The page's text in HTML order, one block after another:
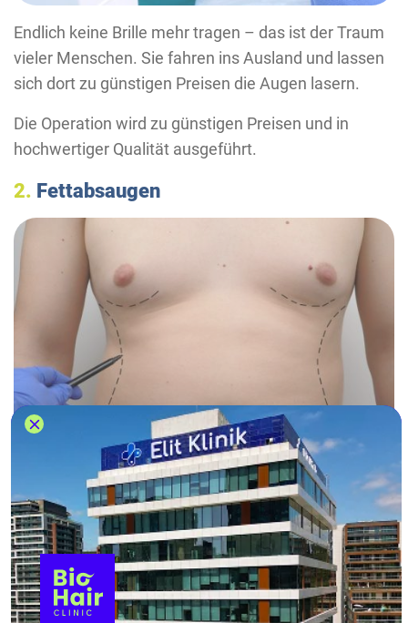
Endlich keine Brille mehr tragen – das ist der Traum
vieler Menschen. Sie fahren ins Ausland und lassen
sich dort zu günstigen Preisen die Augen lasern.
Die Operation wird zu günstigen Preisen und in
hochwertiger Qualität ausgeführt.
2. Fettabsaugen
Das Fettabsaugen gehört zu den beliebtesten
Operationen beim Medizintourismus. In Deutschland
sind die Preise dafür hoch.
Mit Komplettpaketen können Patienten im Ausland
sparen und bekommen ein genauso gutes Ergebnis